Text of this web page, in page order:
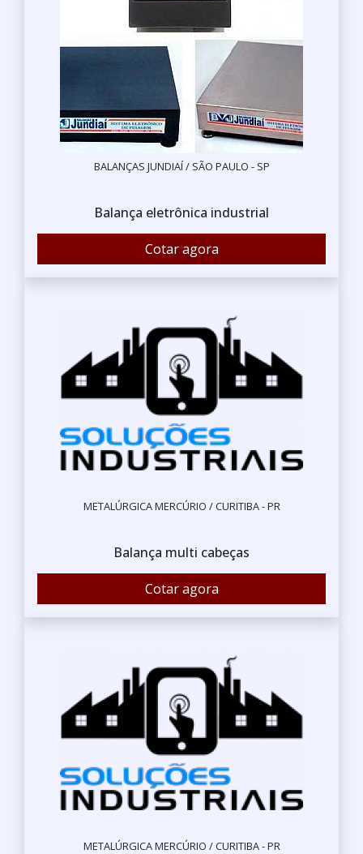
BALANÇAS JUNDIAÍ / SÃO PAULO - SP
Balança eletrônica industrial
Cotar agora
METALÚRGICA MERCÚRIO / CURITIBA - PR
Balança multi cabeças
Cotar agora
METALÚRGICA MERCÚRIO / CURITIBA - PR